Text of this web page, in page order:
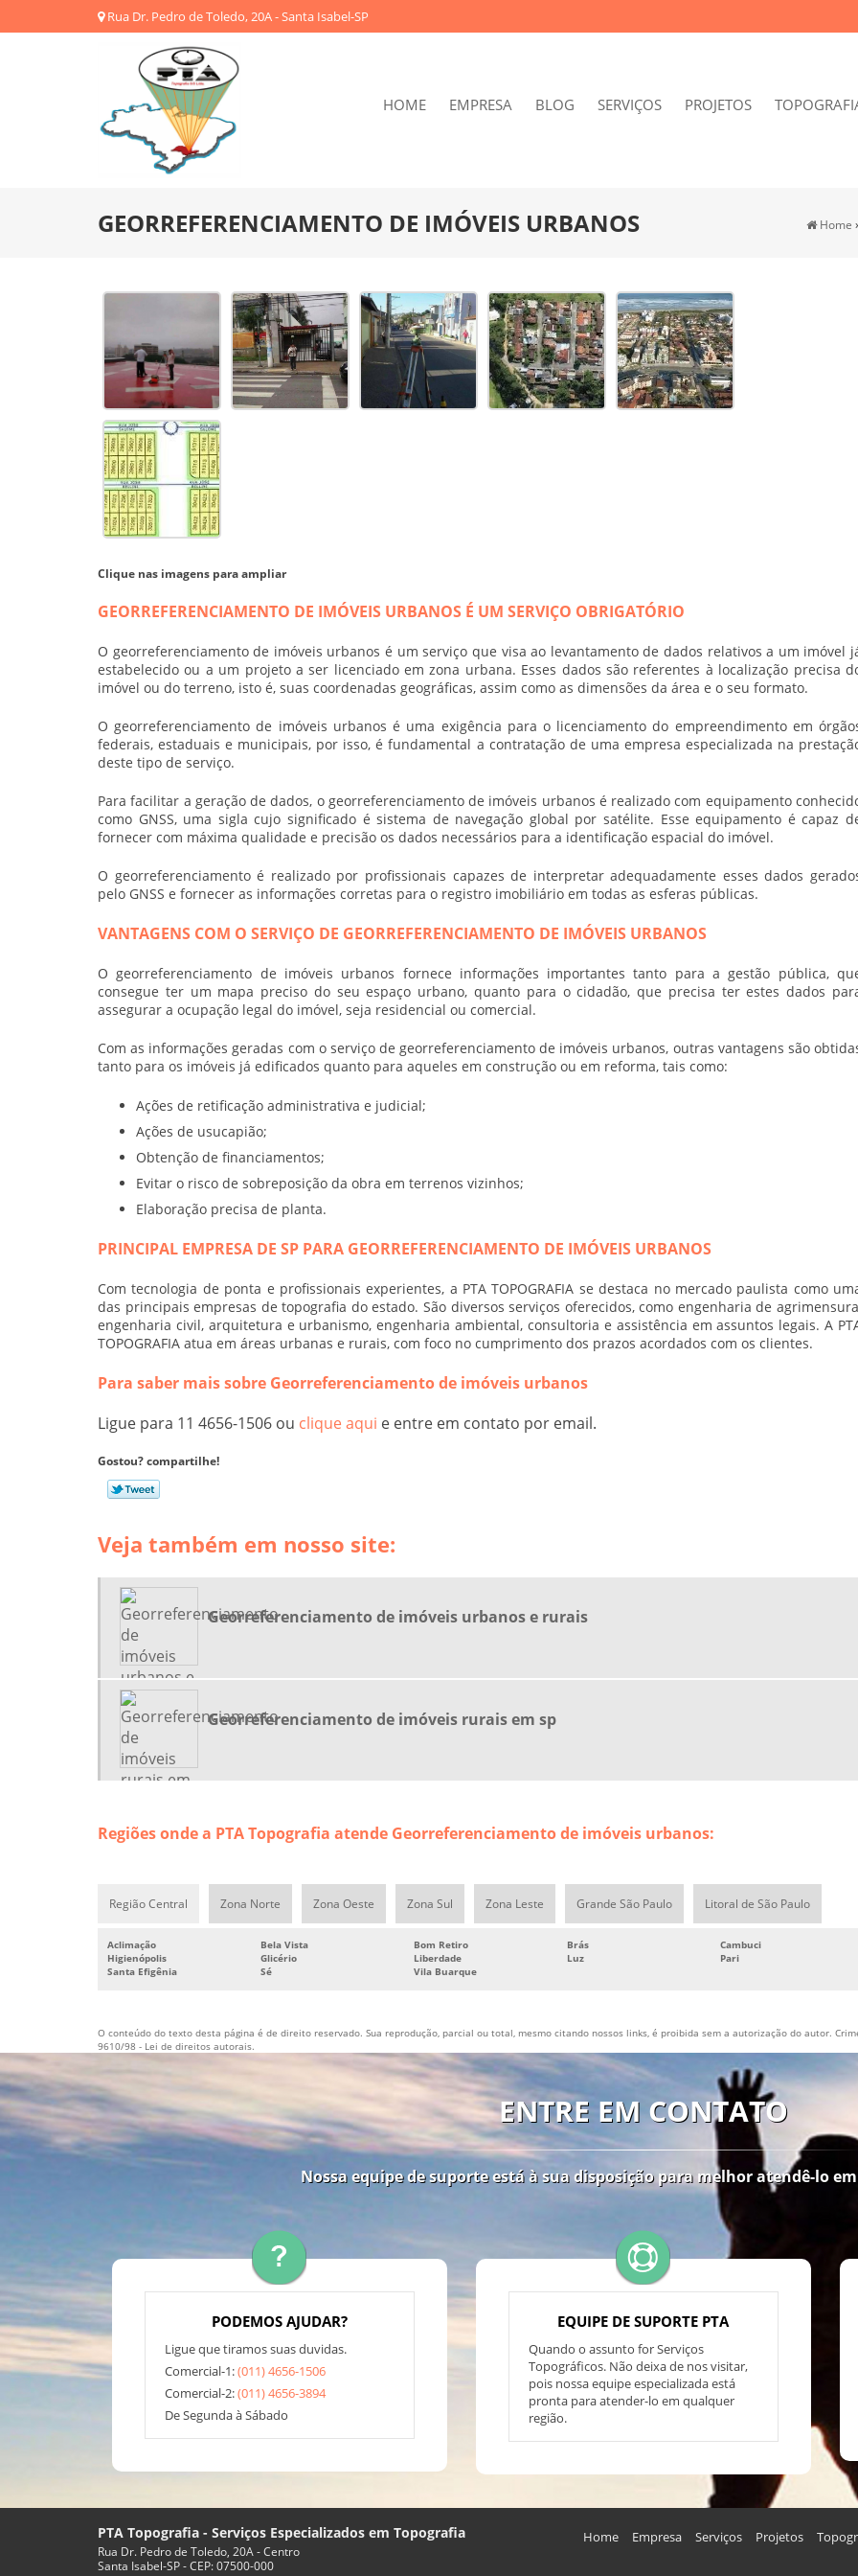
Rua Dr. Pedro de Toledo, 20A - Santa Isabel-SP
HOME EMPRESA BLOG SERVIÇOS PROJETOS
Home
GEORREFERENCIAMENTO DE IMÓVEIS URBANOS
Clique nas imagens para ampliar
GEORREFERENCIAMENTO DE IMÓVEIS URBANOS É UM SERVIÇO OBRIGATÓRIO
O georreferenciamento de imóveis urbanos é um serviço que visa ao levantamento de dados relativos a um imóvel
estabelecido ou a um projeto a ser licenciado em zona urbana. Esses dados são referentes à localização precisa
imóvel ou do terreno, isto é, suas coordenadas geográficas, assim como as dimensões da área e o seu formato.
O georreferenciamento de imóveis urbanos é uma exigência para o licenciamento do empreendimento em
federais, estaduais e municipais, por isso, é fundamental a contratação de uma empresa especializada na
deste tipo de serviço.
Para facilitar a geração de dados, o georreferenciamento de imóveis urbanos é realizado com equipamento
como GNSS, uma sigla cujo significado é sistema de navegação global por satélite. Esse equipamento é capaz
fornecer com máxima qualidade e precisão os dados necessários para a identificação espacial do imóvel.
O georreferenciamento é realizado por profissionais capazes de interpretar adequadamente esses dados
pelo GNSS e fornecer as informações corretas para o registro imobiliário em todas as esferas públicas.
VANTAGENS COM O SERVIÇO DE GEORREFERENCIAMENTO DE IMÓVEIS URBANOS
O georreferenciamento de imóveis urbanos fornece informações importantes tanto para a gestão pública,
consegue ter um mapa preciso do seu espaço urbano, quanto para o cidadão, que precisa ter estes dados
assegurar a ocupação legal do imóvel, seja residencial ou comercial.
Com as informações geradas com o serviço de georreferenciamento de imóveis urbanos, outras vantagens são
tanto para os imóveis já edificados quanto para aqueles em construção ou em reforma, tais como:
Ações de retificação administrativa e judicial;
Ações de usucapião;
Obtenção de financiamentos;
Evitar o risco de sobreposição da obra em terrenos vizinhos;
Elaboração precisa de planta.
PRINCIPAL EMPRESA DE SP PARA GEORREFERENCIAMENTO DE IMÓVEIS URBANOS
Com tecnologia de ponta e profissionais experientes, a PTA TOPOGRAFIA se destaca no mercado paulista como
das principais empresas de topografia do estado. São diversos serviços oferecidos, como engenharia de
engenharia civil, arquitetura e urbanismo, engenharia ambiental, consultoria e assistência em assuntos legais. A
TOPOGRAFIA atua em áreas urbanas e rurais, com foco no cumprimento dos prazos acordados com os clientes.
Para saber mais sobre Georreferenciamento de imóveis urbanos
Ligue para 11 4656-1506 ou clique aqui e entre em contato por email.
Gostou? compartilhe!
Veja também em nosso site:
Georreferenciamento de imóveis urbanos e rurais
Georreferenciamento de imóveis rurais em sp
Regiões onde a PTA Topografia atende Georreferenciamento de imóveis urbanos:
Região Central Zona Norte Zona Oeste Zona Sul Zona Leste Grande São Paulo Litoral de São Paulo
Aclimação Bela Vista Bom Retiro Brás Cambuci
Higienópolis
Glicério Liberdade Luz Pari
Santa Efigênia
Sé Vila Buarque
O conteúdo do texto desta página é de direito reservado. Sua reprodução, parcial ou total, mesmo citando nossos links, é proibida sem a autorização do autor.
9610/98 - Lei de direitos autorais.
ENTRE EM CONTATO
Nossa equipe de suporte está à sua disposição para melhor atendê-lo
PODEMOS AJUDAR?
Ligue que tiramos suas duvidas.
Comercial-1:(011) 4656-1506
Comercial-2:(011) 4656-3894
De Segunda à Sábado
EQUIPE DE SUPORTE PTA
Quando o assunto for Serviços
Topográficos. Não deixa de nos visitar,
pois nossa equipe especializada está
pronta para atender-lo em qualquer
região.
PTA Topografia - Serviços Especializados em Topografia
Rua Dr. Pedro de Toledo, 20A - Centro
Santa Isabel-SP - CEP: 07500-000
Home Empresa Serviços Projetos